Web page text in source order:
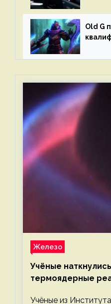
Old G
Железо
Учёные
термоядерные
Учёные из